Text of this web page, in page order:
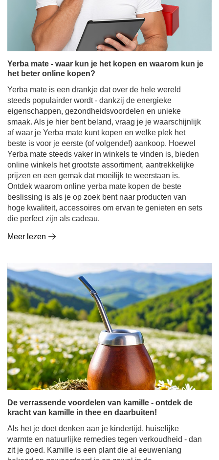
Yerba mate - waar kun je het kopen en waarom kun je
het beter online kopen?
Yerba mate is een drankje dat over de hele wereld
steeds populairder wordt - dankzij de energieke
eigenschappen, gezondheidsvoordelen en unieke
smaak. Als je hier bent beland, vraag je je waarschijnlijk
af waar je Yerba mate kunt kopen en welke plek het
beste is voor je eerste (of volgende!) aankoop. Hoewel
Yerba mate steeds vaker in winkels te vinden is, bieden
online winkels het grootste assortiment, aantrekkelijke
prijzen en een gemak dat moeilijk te weerstaan is.
Ontdek waarom online yerba mate kopen de beste
beslissing is als je op zoek bent naar producten van
hoge kwaliteit, accessoires om ervan te genieten en sets
die perfect zijn als cadeau.
Meer lezen
De verrassende voordelen van kamille - ontdek de
kracht van kamille in thee en daarbuiten!
Als het je doet denken aan je kindertijd, huiselijke
warmte en natuurlijke remedies tegen verkoudheid - dan
zit je goed. Kamille is een plant die al eeuwenlang